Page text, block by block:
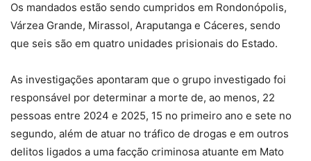
Os mandados estão sendo cumpridos em Rondonópolis,
Várzea Grande, Mirassol, Araputanga e Cáceres, sendo
que seis são em quatro unidades prisionais do Estado.
As investigações apontaram que o grupo investigado foi
responsável por determinar a morte de, ao menos, 22
pessoas entre 2024 e 2025, 15 no primeiro ano e sete no
segundo, além de atuar no tráfico de drogas e em outros
delitos ligados a uma facção criminosa atuante em Mato